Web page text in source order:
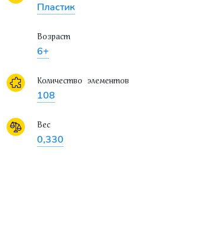
Пластик
Возраст
6+
Количество элементов
108
Вес
0,330